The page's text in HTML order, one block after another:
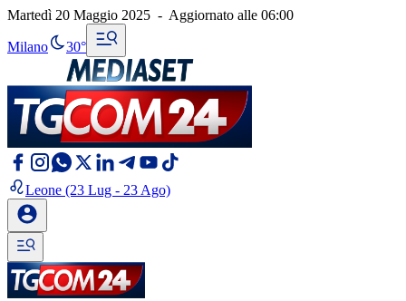
Martedì 20 Maggio 2025 - Aggiornato alle 06:00
Milano 30°
Leone (23 Lug - 23 Ago)